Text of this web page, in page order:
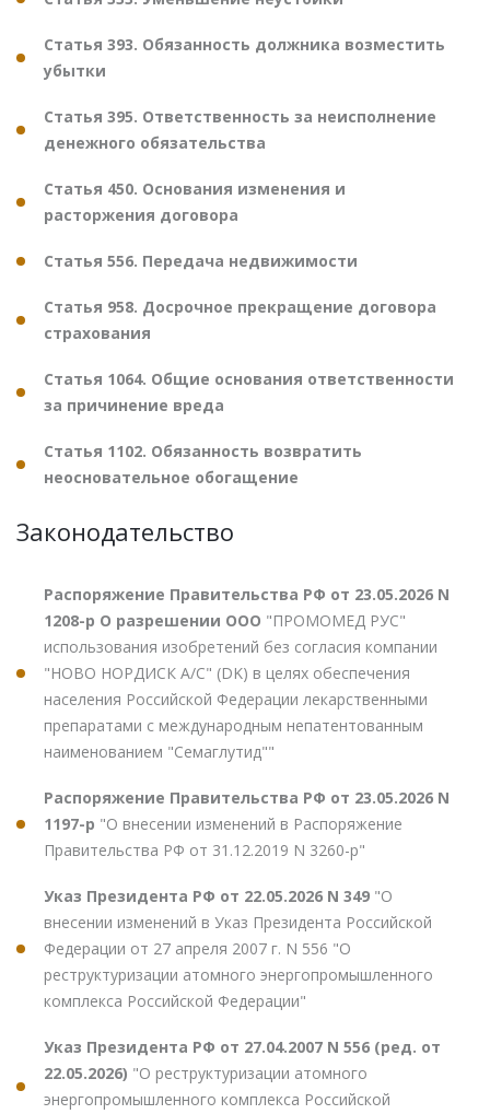
Статья 393. Обязанность должника возместить
убытки
Статья 395. Ответственность за неисполнение
денежного обязательства
Статья 450. Основания изменения и
расторжения договора
Статья 556. Передача недвижимости
Статья 958. Досрочное прекращение договора
страхования
Статья 1064. Общие основания ответственности
за причинение вреда
Статья 1102. Обязанность возвратить
неосновательное обогащение
Законодательство
Распоряжение Правительства РФ от 23.05.2026 N
1208-р О разрешении ООО "ПРОМОМЕД РУС"
использования изобретений без согласия компании
"НОВО НОРДИСК А/С" (DK) в целях обеспечения
населения Российской Федерации лекарственными
препаратами с международным непатентованным
наименованием "Семаглутид""
Распоряжение Правительства РФ от 23.05.2026 N
1197-р "О внесении изменений в Распоряжение
Правительства РФ от 31.12.2019 N 3260-р"
Указ Президента РФ от 22.05.2026 N 349 "О
внесении изменений в Указ Президента Российской
Федерации от 27 апреля 2007 г. N 556 "О
реструктуризации атомного энергопромышленного
комплекса Российской Федерации"
Указ Президента РФ от 27.04.2007 N 556 (ред. от
22.05.2026) "О реструктуризации атомного
энергопромышленного комплекса Российской